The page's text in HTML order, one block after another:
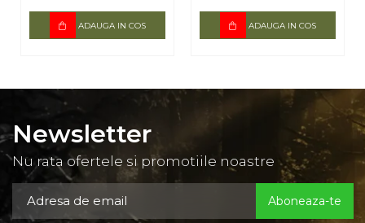
ADAUGA IN COS ADAUGA IN COS
Newsletter
Nu rata ofertele si promotiile noastre